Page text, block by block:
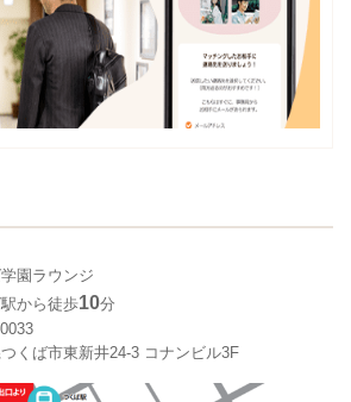
園ラウンジ
から徒歩10分
くば市東新井24-3 コナンビル3F